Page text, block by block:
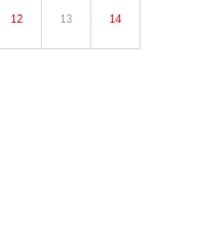
12 13 14